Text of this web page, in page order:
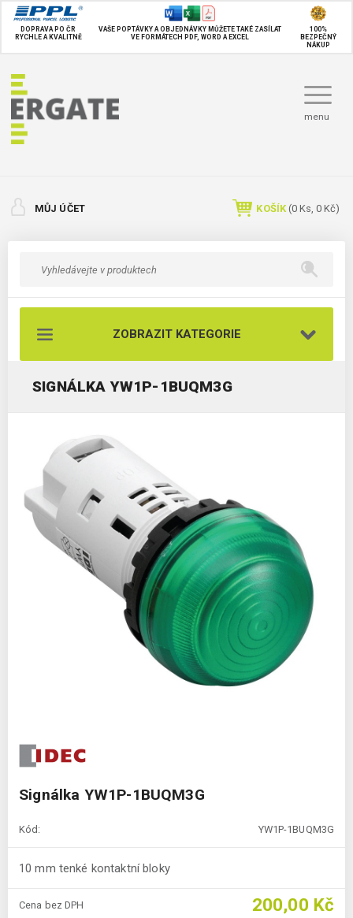
DOPRAVA PO ČR
RYCHLE A KVALITNĚ
VAŠE POPTÁVKY A OBJEDNÁVKY MŮŽETE TAKÉ ZASÍLAT
VE FORMÁTECH PDF, WORD A EXCEL
100%
BEZPEČNÝ
NÁKUP
menu
MŮJ ÚČET KOŠÍK (0 Ks, 0 Kč)
ZOBRAZIT KATEGORIE
SIGNÁLKA YW1P-1BUQM3G
Signálka YW1P-1BUQM3G
Kód: YW1P-1BUQM3G
10 mm tenké kontaktní bloky
Cena bez DPH 200,00 Kč